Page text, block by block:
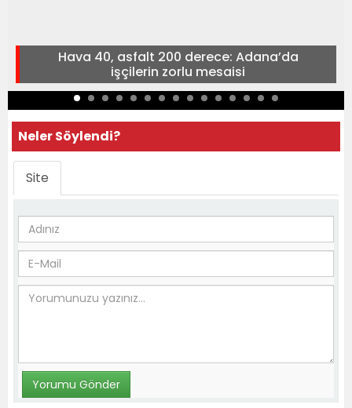
Hava 40, asfalt 200 derece: Adana’da
işçilerin zorlu mesaisi
Neler Söylendi?
Site